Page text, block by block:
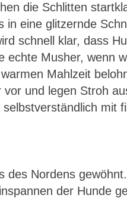
die Schlitten
in eine glitzernde
schnell klar, dass
echte Musher, wenn
Mahlzeit
und legen Stroh
mit
des Nordens
der Hunde